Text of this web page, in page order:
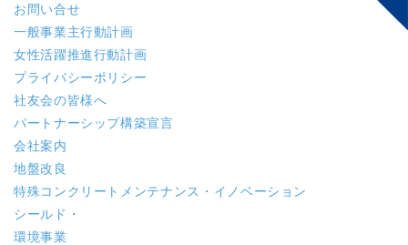
お問い合せ
一般事業主行動計画
女性活躍推進行動計画
プライバシーポリシー
社友会の皆様へ
パートナーシップ構築宣言
会社案内
地盤改良
特殊コンクリート メンテナンス・イノベーション
シールド・
環境事業